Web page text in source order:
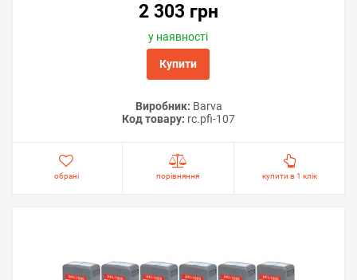
2 303 грн
у наявності
Купити
Виробник: Barva
Код товару: rc.pfi-107
обрані порівняння купити в 1 клік